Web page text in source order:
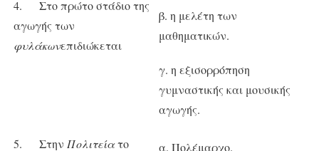
4. Στο πρώτο στάδιο της
αγωγής των
φυλάκωνεπιδιώκεται
β. η μελέτη των
μαθηματικών.
γ. η εξισορρόπηση
γυμναστικής και μουσικής
αγωγής.
5. Στην Πολιτείατο
α. Πολέμαρχο.